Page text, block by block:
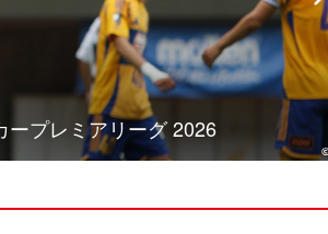
プレミアリーグ 2026